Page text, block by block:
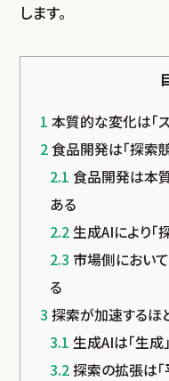
します。
1 本質的な変化は「
2食品開発は「探索
2.1 食品開発は本
ある
2.2生成AIにより「
2.3 市場側におい
る
3 探索が加速するほ
3.1 生成AIは「生成
3.2探索の拡張は「